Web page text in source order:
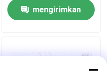
mengirimkan